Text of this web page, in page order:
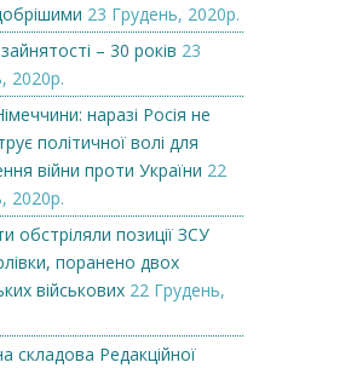
23 Грудень, 2020р.
– 30 років 23
2020р.
наразі Росія не
політичної волі для
війни проти України 22
2020р.
обстріляли позиції ЗСУ
поранено двох
військових 22 Грудень,
складова Редакційної